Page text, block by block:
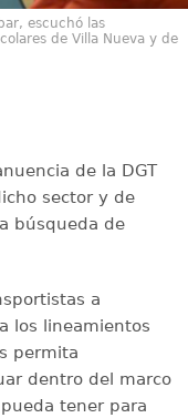
escuchó las
de Villa Nueva y de
de la DGT
sector y de
búsqueda de
a
los lineamientos
permita
dentro del marco
tener para